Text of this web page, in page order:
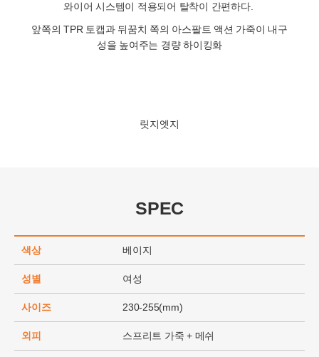
와이어 시스템이 적용되어 탈착이 간편하다.
앞쪽의 TPR 토캡과 뒤꿈치 쪽의 아스팔트 액션 가죽이 내구
성을 높여주는 경량 하이킹화
릿지엣지
SPEC
색상 베이지
성별 여성
사이즈 230-255(mm)
외피 스프리트 가죽 + 메쉬